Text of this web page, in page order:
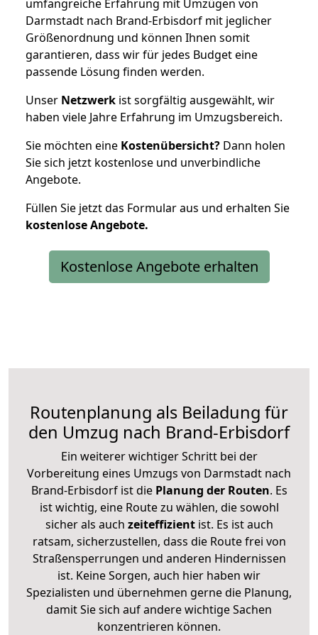
umfangreiche Erfahrung mit Umzügen von
Darmstadt nach Brand-Erbisdorf mit jeglicher
Größenordnung und können Ihnen somit
garantieren, dass wir für jedes Budget eine
passende Lösung finden werden.
Unser Netzwerk ist sorgfältig ausgewählt, wir
haben viele Jahre Erfahrung im Umzugsbereich.
Sie möchten eine Kostenübersicht? Dann holen
Sie sich jetzt kostenlose und unverbindliche
Angebote.
Füllen Sie jetzt das Formular aus und erhalten Sie
kostenloseAngebote.
Kostenlose Angebote erhalten
Routenplanung als Beiladung für
den Umzug nach Brand-Erbisdorf
Ein weiterer wichtiger Schritt bei der
Vorbereitung eines Umzugs von Darmstadt nach
Brand-Erbisdorf ist diePlanung der Routen. Es
ist wichtig, eine Route zu wählen, die sowohl
sicher als auch zeiteffizientist. Es ist auch
ratsam, sicherzustellen, dass die Route frei von
Straßensperrungen und anderen Hindernissen
ist. Keine Sorgen, auch hier haben wir
Spezialisten und übernehmen gerne die Planung,
damit Sie sich auf andere wichtige Sachen
konzentrieren können.